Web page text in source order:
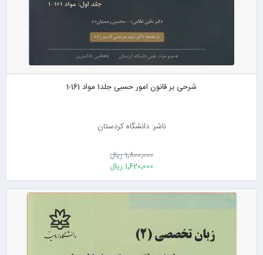
شرحی بر قانون امور حسبی جلد1 مواد 161-1
ناشر: دانشگاه کردستان
1٬800٬000 ریال
1٬620٬000 ریال